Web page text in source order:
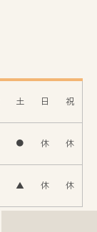
土 日 祝
● 休 休
▲ 休 休